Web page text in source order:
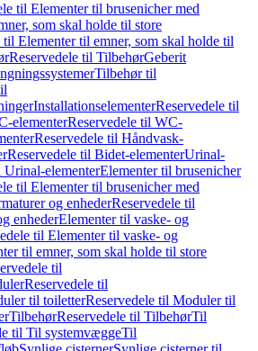
til Elementer til brusenicher med
som skal holde til store
til Elementer til emner, som skal holde til
Reservedele til TilbehørGeberit
Tilbehør til
InstallationselementerReservedele til
elementerReservedele til WC-
Reservedele til Håndvask-
Reservedele til Bidet-elementerUrinal-
Urinal-elementerElementer til brusenicher
til Elementer til brusenicher med
og enhederReservedele til
enhederElementer til vaske- og
til Elementer til vaske- og
til emner, som skal holde til store
til
Reservedele til
til toiletterReservedele til Moduler til
TilbehørReservedele til TilbehørTil
til Til systemvæggeTil